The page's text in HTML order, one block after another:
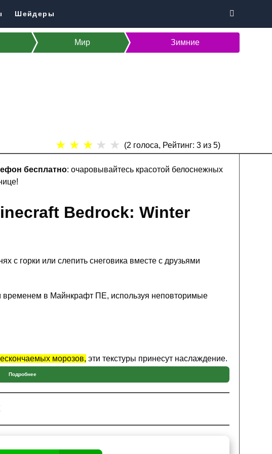
Шейдеры
Мир Зимние
★ ★ ★ ★ ★ (2 голоса, Рейтинг: 3из 5)
бесплатно: очаровывайтесь красотой белоснежных
Bedrock: Winter
с горки или слепить снеговика вместе с друзьями
временем в Майнкрафт ПЕ, используя неповторимые
морозов, эти текстуры принесут наслаждение.
сразу окажутся в заиндевевших снегом
того, будто недавно выпал самый чистый и
Подробнее